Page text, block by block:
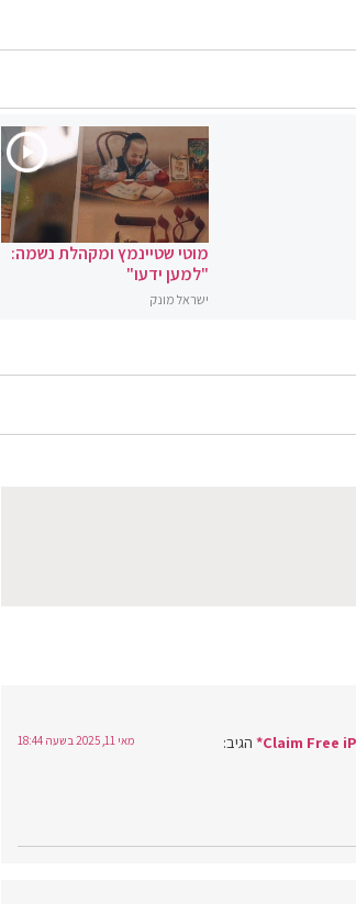
מוטי שטיינמץ ומקהלת נשמה:
"למען ידעו"
ישראל מונק
הגיב: מאי 11, 2025 בשעה 18:44